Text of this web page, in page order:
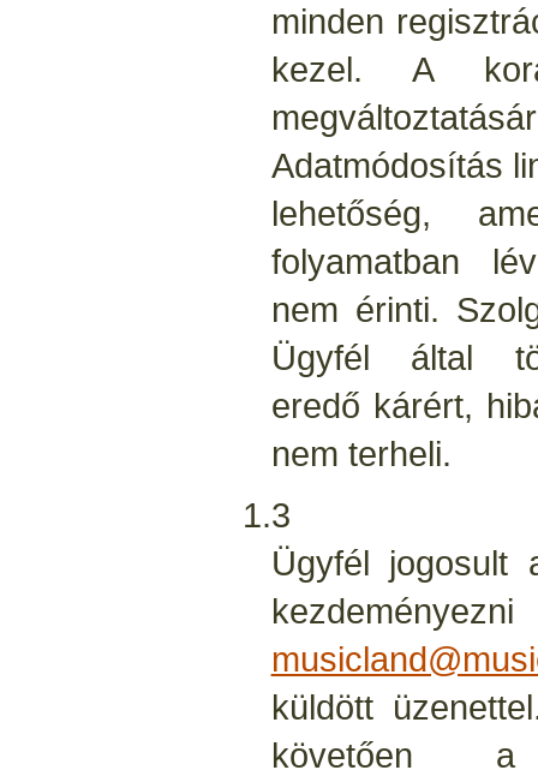
minden
kezel. A
Adatmódosítás
lehetőség,
folyamatban
nem érinti.
Ügyfél által
eredő kárért,
nem terheli.
1.3
Ügyfél jogosult
küldött
követően a